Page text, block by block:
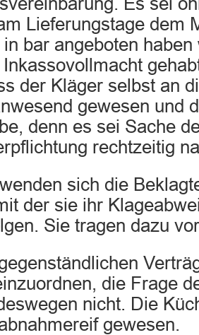
Lieferungstage dem
in bar angeboten
Inkassovollmacht
der Kläger selbst an
gewesen und
denn es sei Sache
rechtzeitig
sich die
der sie ihr
Sie tragen dazu
die Frage
nicht. Die
gewesen.